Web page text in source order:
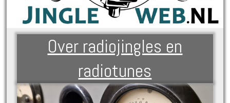
Over radiojingles en
radiotunes